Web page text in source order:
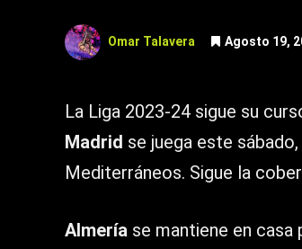
Omar Talavera Agosto 19,
La Liga 2023-24 sigue su
Madrid se juega este
Mediterráneos. Sigue la
Almería se mantiene en casa